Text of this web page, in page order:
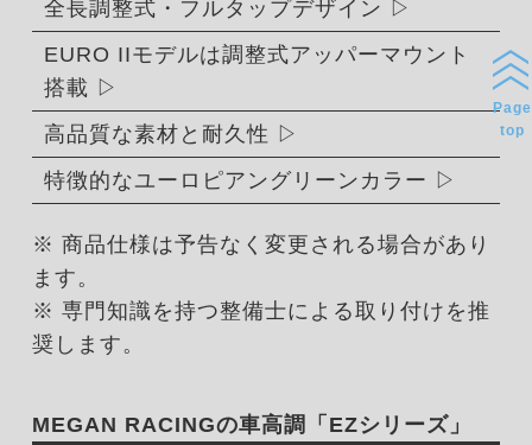
全長調整式・フルタップデザイン
EURO IIモデルは調整式アッパーマウント
搭載
高品質な素材と耐久性
特徴的なユーロピアングリーンカラー
※ 商品仕様は予告なく変更される場合があり
ます。
※ 専門知識を持つ整備士による取り付けを推
奨します。
MEGAN RACINGの車高調「EZシリーズ」
Page
top